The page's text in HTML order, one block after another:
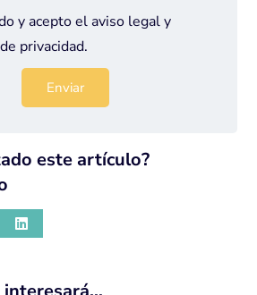
y acepto el aviso legaly
privacidad.
este artículo?